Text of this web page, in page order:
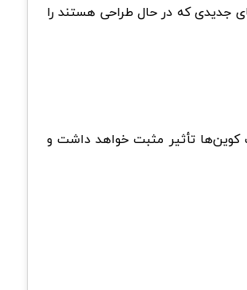
جدیدی که در حال طراحی هستند را
کوین‌ها تأثیر مثبت خواهد داشت و